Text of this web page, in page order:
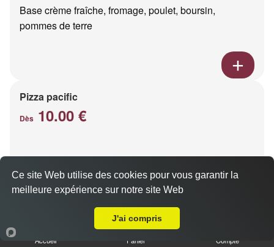
Base crème fraîche, fromage, poulet, boursin,
pommes de terre
Pizza pacific
Dès 10.00 €
Accueil Panier Compte
Ce site Web utilise des cookies pour vous garantir la
meilleure expérience sur notre site Web
J'ai compris